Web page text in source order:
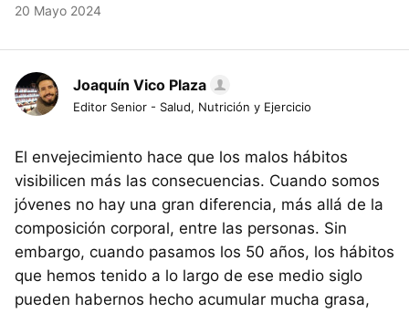
20 Mayo 2024
Joaquín Vico Plaza
Editor Senior - Salud, Nutrición y Ejercicio
El envejecimiento hace que los malos hábitos
visibilicen más las consecuencias. Cuando somos
jóvenes no hay una gran diferencia, más allá de la
composición corporal, entre las personas. Sin
embargo, cuando pasamos los 50 años, los hábitos
que hemos tenido a lo largo de ese medio siglo
pueden habernos hecho acumular mucha grasa,